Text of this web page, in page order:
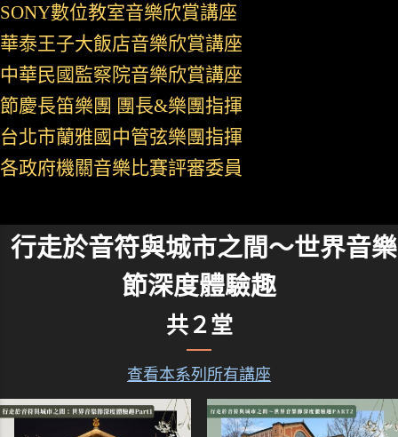
SONY數位教室音樂欣賞講座
華泰王子大飯店音樂欣賞講座
中華民國監察院音樂欣賞講座
節慶長笛樂團 團長&樂團指揮
台北市蘭雅國中管弦樂團指揮
各政府機關音樂比賽評審委員
行走於音符與城市之間～世界音樂
節深度體驗趣
共２堂
查看本系列所有講座